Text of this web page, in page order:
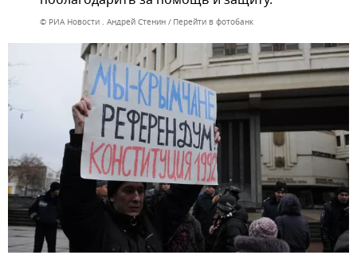
© РИА Новости . Андрей Стенин Перейти в фотобанк